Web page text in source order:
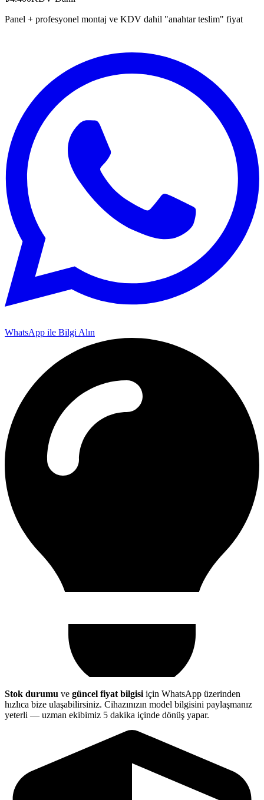
Panel + profesyonel montaj ve KDV dahil "anahtar teslim" fiyat
WhatsApp ile Bilgi Alın
Stok durumu ve güncel fiyat bilgisi için WhatsApp üzerinden
hızlıca bize ulaşabilirsiniz. Cihazınızın model bilgisini paylaşmanız
yeterli — uzman ekibimiz 5 dakika içinde dönüş yapar.